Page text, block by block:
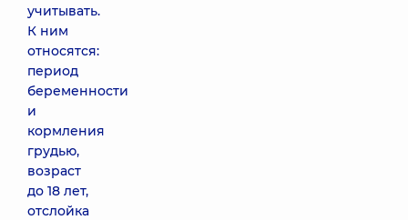
учитывать.
К ним
относятся:
период
беременности
и
кормления
грудью,
возраст
до 18 лет,
отслойка